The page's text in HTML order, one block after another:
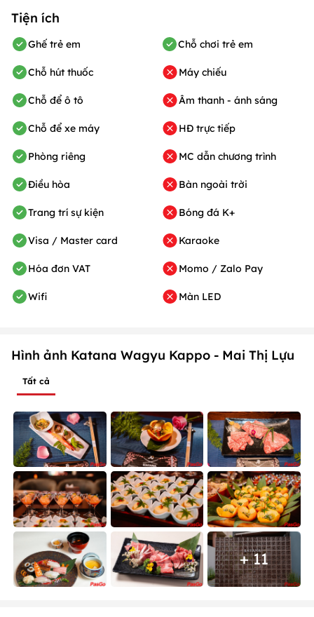
Tiện ích
Ghế trẻ em
Chỗ hút thuốc
Chỗ để ô tô
Chỗ để xe máy
Phòng riêng
Điều hòa
Trang trí sự kiện
Visa / Master card
Hóa đơn VAT
Wifi
Chỗ chơi trẻ em
Máy chiếu
Âm thanh - ánh sáng
HĐ trực tiếp
MC dẫn chương trình
Bàn ngoài trời
Bóng đá K+
Karaoke
Momo / Zalo Pay
Màn LED
Hình ảnh Katana Wagyu Kappo - Mai Thị Lựu
Tất cả
+ 11